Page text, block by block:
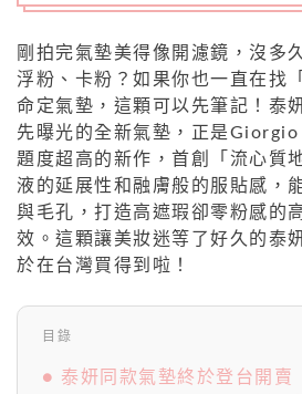
剛拍完氣墊美得像開濾鏡，沒多
浮粉、卡粉？如果你也一直在找
命定氣墊，這顆可以先筆記！泰
先曝光的全新氣墊，正是
題度超高的新作，首創「流心質
液的延展性和融膚般的服貼感，
與毛孔，打造高遮瑕卻零粉感的
效。這顆讓美妝迷等了好久的泰
於在台灣買得到啦！
目錄
● 泰妍同款氣墊終於登台開賣